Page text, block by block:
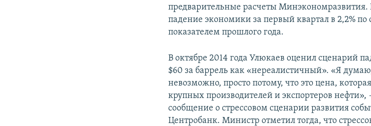
предварительные расчеты Минэкономразвития.
падение экономики за первый квартал в 2,2%
показателем прошлого года.
В октябре 2014 года Улюкаев оценил сценарий
$60 за баррель как «нереалистичный». «Я
невозможно, просто потому, что это цена,
крупных производителей и экспортеров
сообщение о стрессовом сценарии развития
Центробанк. Министр отметил тогда, что